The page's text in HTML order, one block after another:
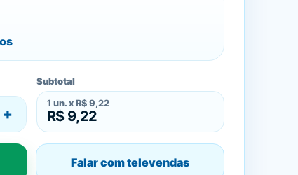
+
Subtotal
1 un. x R$ 9,22
R$ 9,22
Falar com televendas